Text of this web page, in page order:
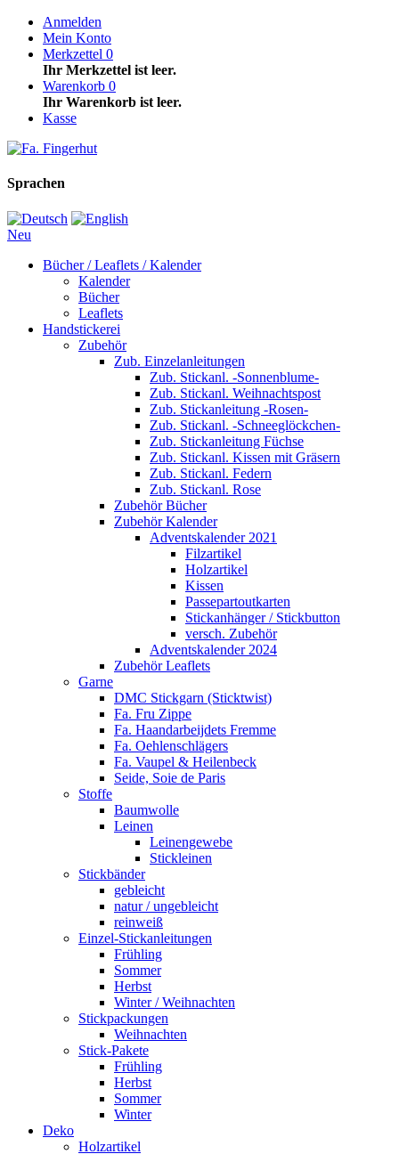
Anmelden
Mein Konto
Merkzettel 0
Ihr Merkzettel ist leer.
Warenkorb 0
Ihr Warenkorb ist leer.
Kasse
Sprachen
Neu
Bücher / Leaflets / Kalender
Kalender
Bücher
Leaflets
Handstickerei
Zubehör
Zub. Einzelanleitungen
Zub. Stickanl. -Sonnenblume-
Zub. Stickanl. Weihnachtspost
Zub. Stickanleitung -Rosen-
Zub. Stickanl. -Schneeglöckchen-
Zub. Stickanleitung Füchse
Zub. Stickanl. Kissen mit Gräsern
Zub. Stickanl. Federn
Zub. Stickanl. Rose
Zubehör Bücher
Zubehör Kalender
Adventskalender 2021
Filzartikel
Holzartikel
Kissen
Passepartoutkarten
Stickanhänger / Stickbutton
versch. Zubehör
Adventskalender 2024
Zubehör Leaflets
Garne
DMC Stickgarn (Sticktwist)
Fa. Fru Zippe
Fa. Haandarbeijdets Fremme
Fa. Oehlenschlägers
Fa. Vaupel & Heilenbeck
Seide, Soie de Paris
Stoffe
Baumwolle
Leinen
Leinengewebe
Stickleinen
Stickbänder
gebleicht
natur / ungebleicht
reinweiß
Einzel-Stickanleitungen
Frühling
Sommer
Herbst
Winter / Weihnachten
Stickpackungen
Weihnachten
Stick-Pakete
Frühling
Herbst
Sommer
Winter
Deko
Holzartikel